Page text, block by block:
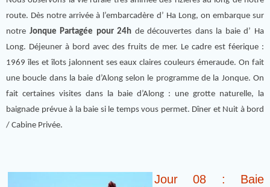
route. Dès notre arrivée à l’embarcadère d’ Ha Long, on embarque sur
notre Jonque Partagée pour 24h de découvertes dans la baie d’ Ha
Long. Déjeuner à bord avec des fruits de mer. Le cadre est féerique :
1969 îles et îlots jalonnent ses eaux claires couleurs émeraude. On fait
une boucle dans la baie d’Along selon le programme de la Jonque. On
fait certaines visites dans la baie d’Along : une grotte naturelle, la
baignade prévue à la baie si le temps vous permet. Dîner et Nuit à bord
/ Cabine Privée.
Jour 08 : Baie